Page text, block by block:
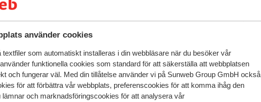
använder cookies
textfiler som automatiskt installeras i din webbläsare när du besöker vår
funktionella cookies som standard för att säkerställa att webbplatsen
och fungerar väl. Med din tillåtelse använder vi på Sunweb Group GmbH också
för att förbättra vår webbplats, preferenscookies för att komma ihåg den
lämnar och marknadsföringscookies för att analysera vår
deras upplevelser av vår produkt.Mer om recensioner